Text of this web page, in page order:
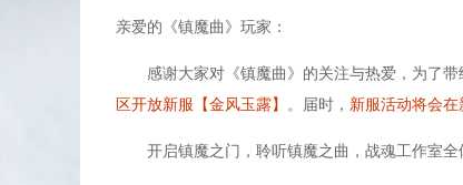
55BB洗一次10元宝，65BB洗一次55元宝。
生活技能可把每个采集学到5-8级，采集
做包裹不推荐新区学习，浪费经验和金卷
每日精力点不是系统刷新，而是每日组队
亲爱的《镇魔曲》玩家：
感谢大家对《镇魔曲》的关注与热爱，为了带
区开放新服【金风玉露】 。届时， 新服活动将会在
开启镇魔之门，聆听镇魔之曲，战魂工作室全